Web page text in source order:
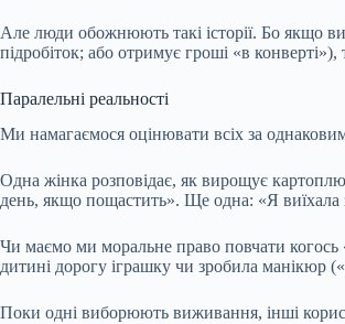
Але люди обожнюють такі історії. Бо якщо
підробіток; або отримує гроші «в
Паралельні реальності
Ми намагаємося оцінювати всіх за
Одна жінка розповідає, як вирощує
день, якщо пощастить». Ще одна: «Я виїхала
Чи маємо ми моральне право повчати когось
дитині дорогу іграшку чи зробила манікюр
Поки одні виборюють виживання, інші